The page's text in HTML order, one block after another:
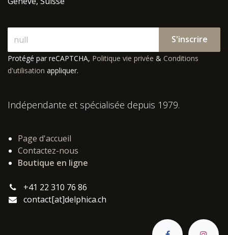
S'inscrire
Protégé par reCAPTCHA, Politique vie privée & Conditions
d'utilisation appliquer.
Indépendante et spécialisée depuis 1979.
Page d'accueil
Contactez-nous
Boutique en ligne
+41 22 310 76 86
contact[at]delphica.ch